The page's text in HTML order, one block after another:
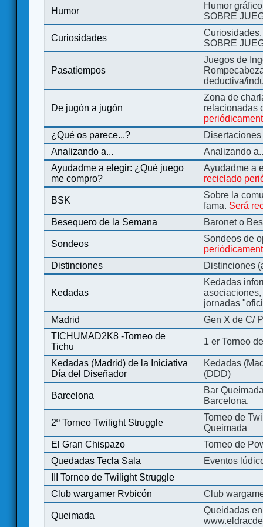
Humor
Humor
SOBRE
Curiosidades
SOBRE
Pasatiempos
Juegos de
deductiva/
De jugón a jugón
Zona de
relacionadas
¿Qué os parece...?
Analizando a...
Analizando
Ayudadme a elegir: ¿Qué juego
me compro?
Ayudadme a
reciclado
BSK
Sobre la
fama. Será
Besequero de la Semana
Baronet o
Sondeos
Sondeos de
Distinciones
Distinciones
Kedadas
Kedadas
jornadas
Madrid
Gen X de C/
TICHUMAD2K8 -Torneo de
Tichu
1 er Torneo
Kedadas (Madrid) de la Iniciativa
Día del Diseñador
Kedadas
(DDD)
Barcelona
Bar
Barcelona.
2º Torneo Twilight Struggle
Torneo de
Queimada
El Gran Chispazo
Torneo de
Quedadas Tecla Sala
Eventos
III Torneo de Twilight Struggle
Club wargamer Rvbicón
Club
Queimada
Queidadas